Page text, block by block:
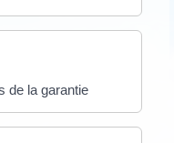
de la garantie